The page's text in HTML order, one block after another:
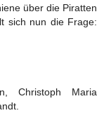
über die Piratten
sich nun die Frage:
Christoph Maria